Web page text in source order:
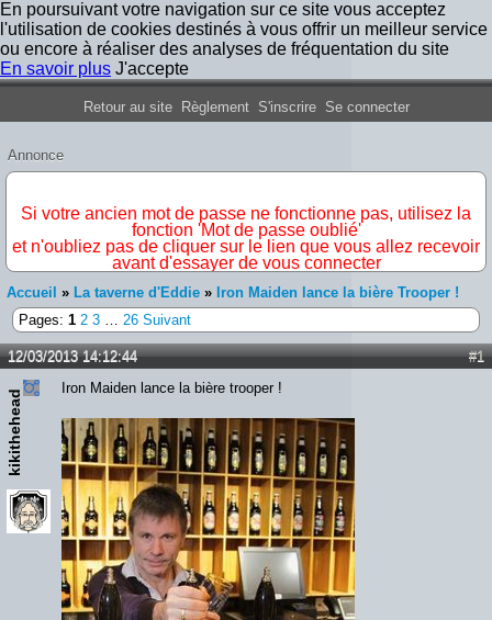
En poursuivant votre navigation sur ce site vous acceptez
l'utilisation de cookies destinés à vous offrir un meilleur service
ou encore à réaliser des analyses de fréquentation du site
En savoir plus J'accepte
Forum Iron Maiden France
Retour au site Règlement S'inscrire Se connecter
Annonce
Si votre ancien mot de passe ne fonctionne pas, utilisez la
fonction 'Mot de passe oublié'
et n'oubliez pas de cliquer sur le lien que vous allez recevoir
avant d'essayer de vous connecter
Accueil » La taverne d'Eddie » Iron Maiden lance la bière Trooper !
Pages: 1 2 3 … 26 Suivant
#1
12/03/2013 14:12:44
kikithehead
Iron Maiden lance la bière trooper !